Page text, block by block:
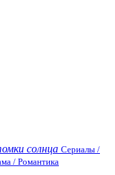
солнца Сериалы /
/ Романтика